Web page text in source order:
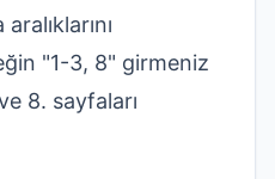
"1-3, 8" girmeniz
8. sayfaları